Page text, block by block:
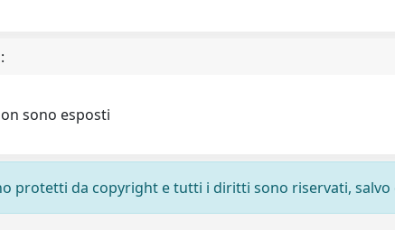
sono esposti
protetti da copyright e tutti i diritti sono riservati, salvo